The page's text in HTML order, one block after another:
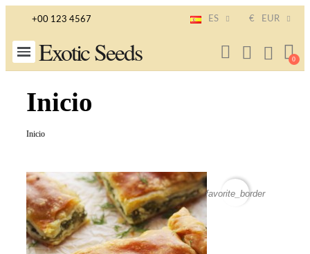
+00 123 4567 ES € EUR
Exotic Seeds
Inicio
Inicio
favorite_border